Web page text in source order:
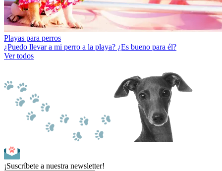
Playas para perros
¿Puedo llevar a mi perro a la playa? ¿Es bueno para él?
Ver todos
¡Suscríbete a nuestra newsletter!